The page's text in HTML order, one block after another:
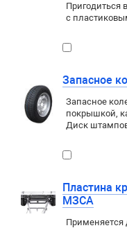
Пригодиться
с
Запасное
Запасное
покрышкой,
Диск
Пластина
МЗСА
Применяется